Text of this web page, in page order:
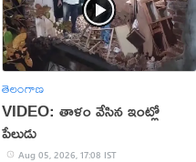
తెలంగాణ
VIDEO: తాళం వేసిన ఇంట్లో
పేలుడు
Aug 05, 2026, 17:08 IST